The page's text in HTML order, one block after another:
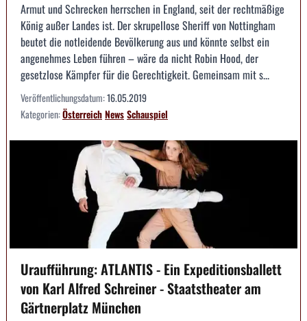
Armut und Schrecken herrschen in England, seit der rechtmäßige
König außer Landes ist. Der skrupellose Sheriff von Nottingham
beutet die notleidende Bevölkerung aus und könnte selbst ein
angenehmes Leben führen – wäre da nicht Robin Hood, der
gesetzlose Kämpfer für die Gerechtigkeit. Gemeinsam mit s...
Veröffentlichungsdatum:16.05.2019
Kategorien:ÖsterreichNewsSchauspiel
Uraufführung: ATLANTIS - Ein Expeditionsballett
von Karl Alfred Schreiner - Staatstheater am
Gärtnerplatz München